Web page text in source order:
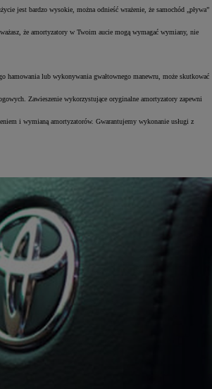
jest bardzo wysokie, można odnieść wrażenie, że samochód „pływa”
że amortyzatory w Twoim aucie mogą wymagać wymiany, nie
hamowania lub wykonywania gwałtownego manewru, może skutkować
Zawieszenie wykorzystujące oryginalne amortyzatory zapewni
i wymianą amortyzatorów. Gwarantujemy wykonanie usługi z